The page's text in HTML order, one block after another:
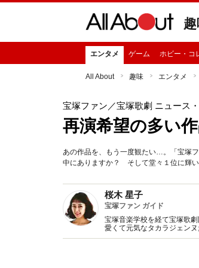
エンタメ ゲーム ホビー・コ
All About 趣味 エンタメ
宝塚ファン ／宝塚歌劇 ニュース
再演希望の多い
あの作品を、もう一度観たい…。「宝塚
中にありますか？ そして堂々１位に輝
桜木 星子
宝塚ファン ガイド
宝塚音楽学校を経て宝塚歌
愛くて元気なタカラジェン